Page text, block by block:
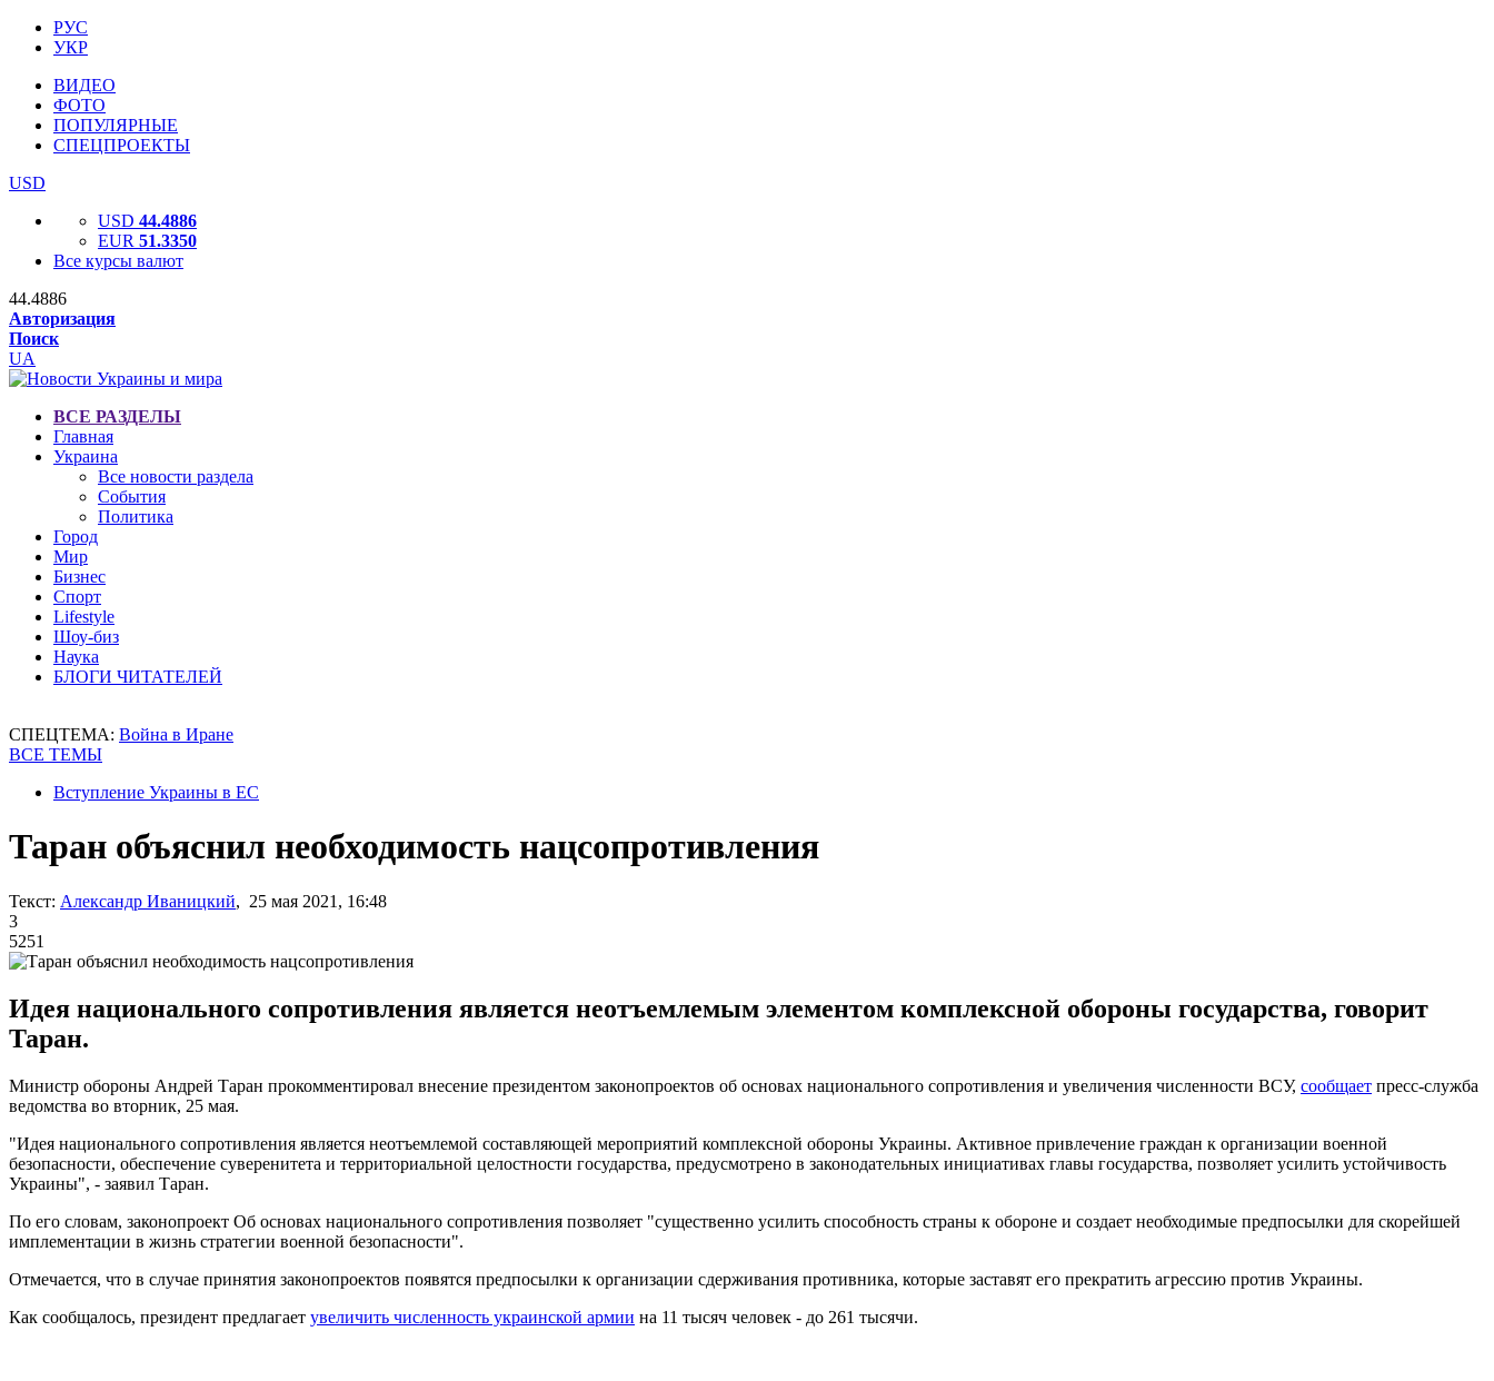
РУС
УКР
ВИДЕО
ФОТО
ПОПУЛЯРНЫЕ
СПЕЦПРОЕКТЫ
USD
USD 44.4886
EUR 51.3350
Все курсы валют
44.4886
Авторизация
Поиск
UA
ВСЕ РАЗДЕЛЫ
Главная
Украина
Все новости раздела
События
Политика
Город
Мир
Бизнес
Спорт
Lifestyle
Шоу-биз
Наука
БЛОГИ ЧИТАТЕЛЕЙ
СПЕЦТЕМА: Война в Иране
ВСЕ ТЕМЫ
Вступление Украины в ЕС
Таран объяснил необходимость нацсопротивления
Текст: Александр Иваницкий, 25 мая 2021, 16:48
3
5251
Идея национального сопротивления является неотъемлемым элементом комплексной обороны государства, говорит
Таран.
Министр обороны Андрей Таран прокомментировал внесение президентом законопроектов об основах национального сопротивления и увеличения численности ВСУ, сообщает пресс-служба
ведомства во вторник, 25 мая.
"Идея национального сопротивления является неотъемлемой составляющей мероприятий комплексной обороны Украины. Активное привлечение граждан к организации военной
безопасности, обеспечение суверенитета и территориальной целостности государства, предусмотрено в законодательных инициативах главы государства, позволяет усилить устойчивость
Украины", - заявил Таран.
По его словам, законопроект Об основах национального сопротивления позволяет "существенно усилить способность страны к обороне и создает необходимые предпосылки для скорейшей
имплементации в жизнь стратегии военной безопасности".
Отмечается, что в случае принятия законопроектов появятся предпосылки к организации сдерживания противника, которые заставят его прекратить агрессию против Украины.
Как сообщалось, президент предлагает увеличить численность украинской армии на 11 тысяч человек - до 261 тысячи.